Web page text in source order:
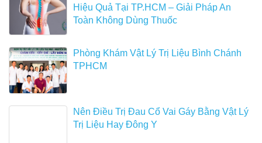
Hiệu Quả Tại TP.HCM – Giải Pháp An
Toàn Không Dùng Thuốc
Phòng Khám Vật Lý Trị Liệu Bình Chánh
TPHCM
Nên Điều Trị Đau Cổ Vai Gáy Bằng Vật Lý
Trị Liệu Hay Đông Y